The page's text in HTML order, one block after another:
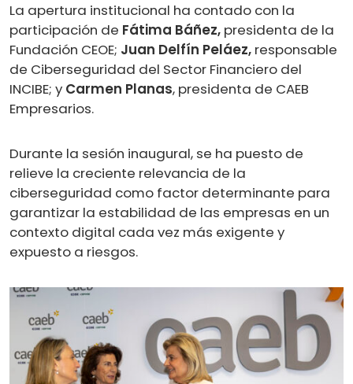
La apertura institucional ha contado con la
participación de Fátima Báñez, presidenta de la
Fundación CEOE; Juan Delfín Peláez, responsable
de Ciberseguridad del Sector Financiero del
INCIBE; y Carmen Planas, presidenta de CAEB
Empresarios.
Durante la sesión inaugural, se ha puesto de
relieve la creciente relevancia de la
ciberseguridad como factor determinante para
garantizar la estabilidad de las empresas en un
contexto digital cada vez más exigente y
expuesto a riesgos.